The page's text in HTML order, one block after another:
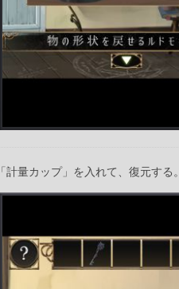
「計量カップ」を入れて、復元する。